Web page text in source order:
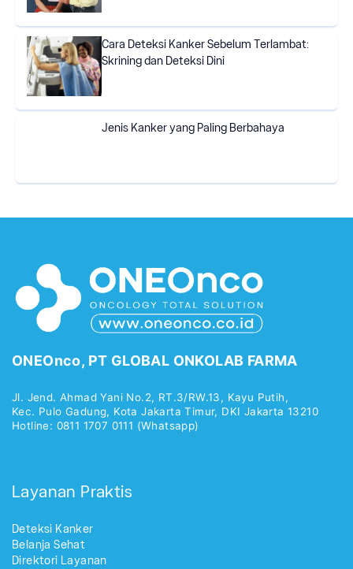
Cara Deteksi Kanker Sebelum Terlambat:
Skrining dan Deteksi Dini
Jenis Kanker yang Paling Berbahaya
ONEOnco, PT GLOBAL ONKOLAB FARMA
Jl. Jend. Ahmad Yani No.2, RT.3/RW.13, Kayu Putih,
Kec. Pulo Gadung, Kota Jakarta Timur, DKI Jakarta 13210
Hotline: 0811 1707 0111 (Whatsapp)
Layanan Praktis
Deteksi Kanker
Belanja Sehat
Direktori Layanan